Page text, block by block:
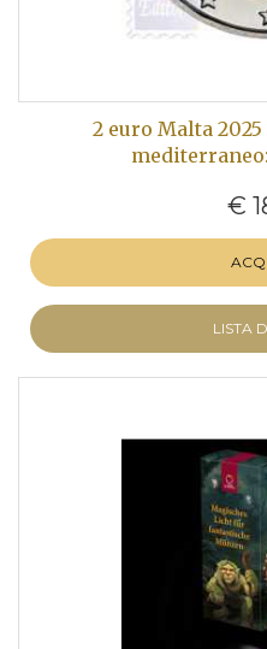
2 euro Malta
€
LISTA